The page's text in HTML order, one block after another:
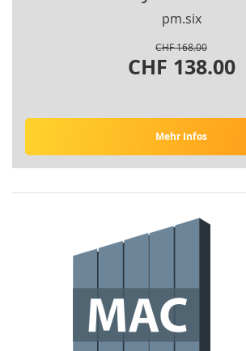
pm.six
CHF 168.00
CHF 138.00
Mehr Infos